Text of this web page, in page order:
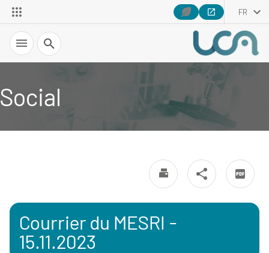
FR
Recherche
Social
Courrier du MESRI -
15.11.2023